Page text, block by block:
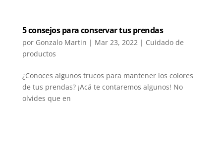
5 consejos para conservar tus prendas
por Gonzalo Martin | Mar 23, 2022| Cuidado de
productos
¿Conoces algunos trucos para mantener los colores
de tus prendas? ¡Acá te contaremos algunos! No
olvides que en